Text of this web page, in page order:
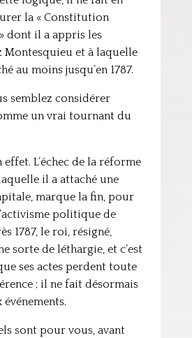
la « Constitution
dont il a appris les
Montesquieu et à laquelle
au moins jusqu’en 1787.
semblez considérer
un vrai tournant du
effet. L’échec de la réforme
il a attaché une
marque la fin, pour
politique de
1787, le roi, résigné,
sorte de léthargie, et c’est
ses actes perdent toute
; il ne fait désormais
sont pour vous, avant